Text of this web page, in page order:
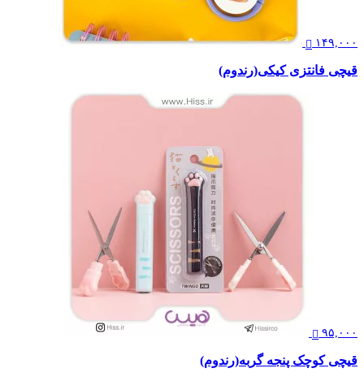
۱۴۹,۰۰۰
قیچی فانتزی کیکی(رندوم)
۹۵,۰۰۰
قیچی کوچک پنجه گربه(رندوم)